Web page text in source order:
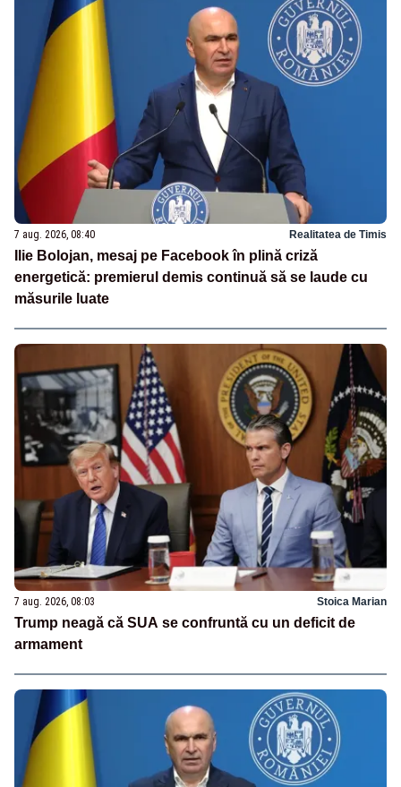
7 aug. 2026, 08:40 Realitatea de Timis
Ilie Bolojan, mesaj pe Facebook în plină criză
energetică: premierul demis continuă să se laude cu
măsurile luate
7 aug. 2026, 08:03 Stoica Marian
Trump neagă că SUA se confruntă cu un deficit de
armament